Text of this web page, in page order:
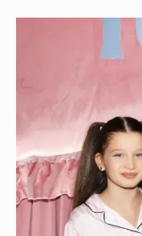
"Тебе тяжело
Ксению
обращение к